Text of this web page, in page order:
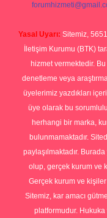
Yasal Uyarı: Sitemiz,
İletişim Kurumu (BTK)
hizmet vermektedir.
denetleme veya
üyelerimiz yazdıkları
üye olarak bu
herhangi bir marka,
bulunmamaktadır.
paylaşılmaktadır.
olup, gerçek kurum ve
Gerçek kurum ve
Sitemiz, kar amacı
platformudur. Hukuka